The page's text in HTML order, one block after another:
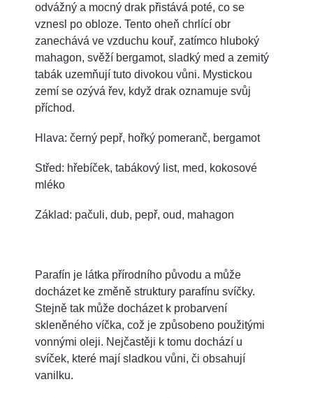
odvážný a mocný drak přistává poté, co se
vznesl po obloze. Tento oheň chrlící obr
zanechává ve vzduchu kouř, zatímco hluboký
mahagon, svěží bergamot, sladký med a zemitý
tabák uzemňují tuto divokou vůni. Mystickou
zemí se ozývá řev, když drak oznamuje svůj
příchod.
Hlava: černý pepř, hořký pomeranč, bergamot
Střed: hřebíček, tabákový list, med, kokosové
mléko
Základ: pačuli, dub, pepř, oud, mahagon
Parafín je látka přírodního původu a může
docházet ke změně struktury parafínu svíčky.
Stejně tak může docházet k probarvení
skleněného víčka, což je způsobeno použitými
vonnými oleji. Nejčastěji k tomu dochází u
svíček, které mají sladkou vůni, či obsahují
vanilku.